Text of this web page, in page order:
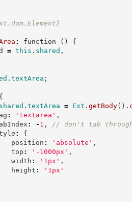
: function ( )
{
= this . shared ,
. textArea ;
{
shared . textArea = Ext . getBody( ) .
: ' textarea ' ,
: - 1 , // don't tab
:
{
: ' absolute ' ,
: ' -1000px ' ,
: ' 1px ' ,
: ' 1px '